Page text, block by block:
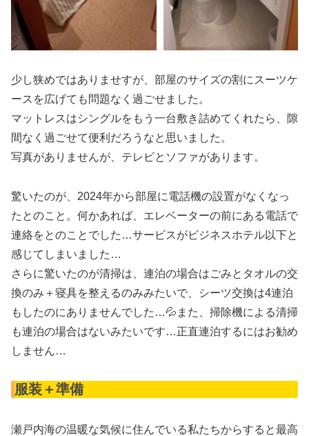
少し狭めではありませすが、部屋のサイズの割にスーツケ
ースを広げても問題なく過ごせました。
マットレスはシングルをもう一台敷き詰めてくれたら、隙
間なく過ごせて便利だろうなと思いました。
写真がありませんが、テレビとソファがあります。
驚いたのが、2024年から部屋に電話機の設置がなくなっ
たとのこと。何かあれば、エレベーターの前にある電話で
連絡をとのことでした…サービスがビジネスホテル以下と
感じてしまいました…
さらに驚いたのが清掃は、連泊の場合はごみとタオルの交
換のみ＋寝具を整えるのみみたいで、シーツ交換は4連泊
もしたのにありませんでした…💦また、掃除機による清掃
も連泊の場合はないみたいです…正直連泊するにはお勧め
しません…
服装＋準備
瀬戸内海の温暖な気候に住んでいる私たちからすると最高